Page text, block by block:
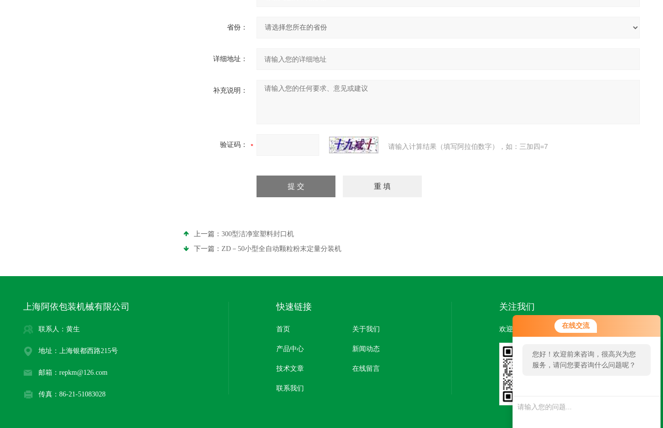
在线交流
您好！欢迎前来咨询，很高兴为您
服务，请问您要咨询什么问题呢？
省份：
详细地址：
补充说明：
验证码： 请输入计算结果（填写阿拉伯数字），如：三加四=7
上一篇： 300型洁净室塑料封口机
下一篇： ZD－50小型全自动颗粒粉末定量分装机
上海阿依包装机械有限公司
联系人：黄生
地址：上海银都西路215号
邮箱：repkm@126.com
传真：86-21-51083028
快速链接
首页 关于我们
产品中心 新闻动态
技术文章 在线留言
联系我们
关注我们
欢迎您加我微信了解更多信息：